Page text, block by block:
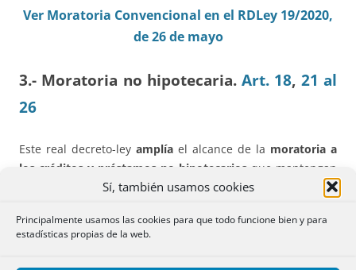
Sí, también usamos cookies
Principalmente usamos las cookies para que todo funcione bien y para
estadísticas propias de la web.
Ver Moratoria Convencional en el RDLey 19/2020,
de 26 de mayo
3.- Moratoria no hipotecaria.Art. 18, 21 al
26
Este real decreto-ley amplía el alcance de la moratoria a
los créditos y préstamos no hipotecarios que mantengan
las personas en situación devulnerabilidad económica,
supuestos de vulnerabilidad